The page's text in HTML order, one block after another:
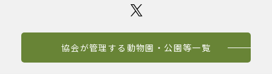
協会が管理する動物園・公園等一覧